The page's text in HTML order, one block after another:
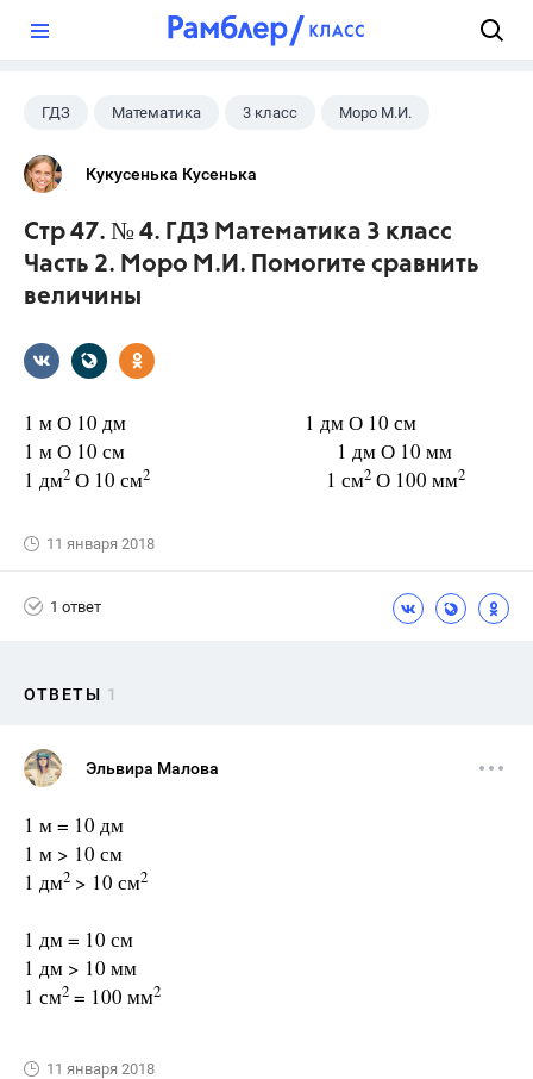
ГДЗ Математика 3 класс Моро М.И.
Кукусенька Кусенька
Стр 47. № 4. ГДЗ Математика 3 класс
Часть 2. Моро М.И. Помогите сравнить
величины
1 м О 10 дм 1 дм О 10 см
1 м О 10 см 1 дм О 10 мм
1 дм2 О 10 см2 1 см2 О 100 мм2
11 января 2018
1 ответ
ОТВЕТЫ 1
Эльвира Малова
1 м = 10 дм
1 м > 10 см
1 дм2 > 10 см2
1 дм = 10 см
1 дм > 10 мм
1 см2 = 100 мм2
11 января 2018